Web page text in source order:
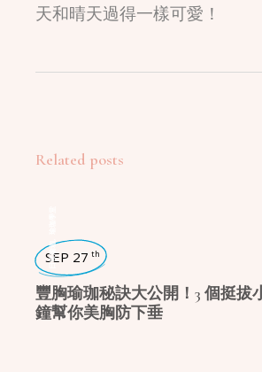
天和晴天過得一樣可愛！
Related posts
日常瑜珈
SEP 27 th
豐胸瑜珈秘訣大公開！3 個挺拔
鐘幫你美胸防下垂